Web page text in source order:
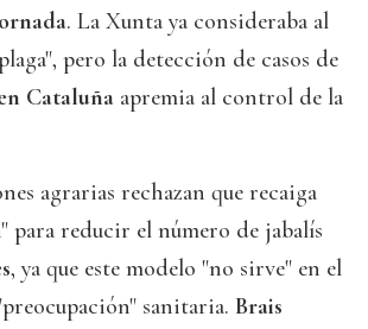
. La Xunta ya consideraba al
pero la detección de casos de
Cataluña apremia al control de la
agrarias rechazan que recaiga
para reducir el número de jabalís
, ya que este modelo "no sirve" en el
sanitaria. Brais